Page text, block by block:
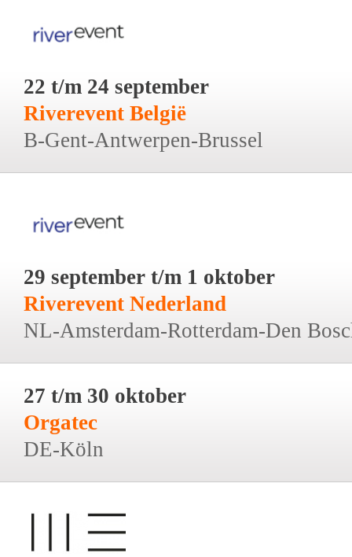
22 t/m 24 september
Riverevent België
B-Gent-Antwerpen-Brussel
29 september t/m 1 oktober
Riverevent Nederland
NL-Amsterdam-Rotterdam-Den
27 t/m 30 oktober
Orgatec
DE-Köln